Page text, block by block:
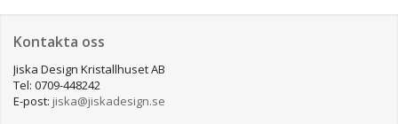
Kontakta oss
Jiska Design Kristallhuset AB
Tel: 0709-448242
E-post: jiska@jiskadesign.se